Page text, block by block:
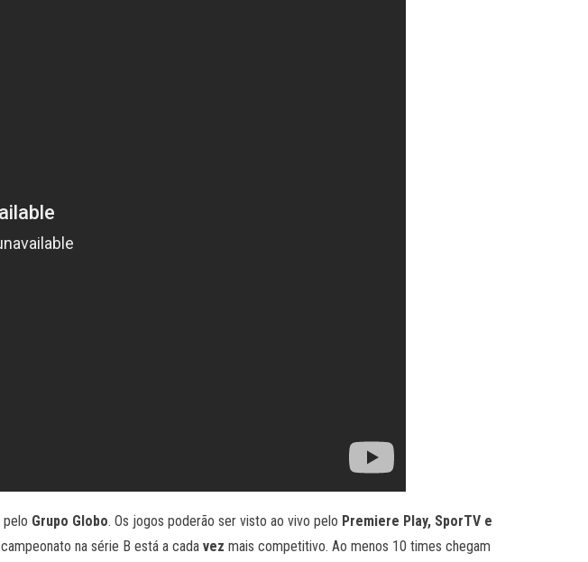
pelo Grupo Globo. Os jogos poderão ser visto ao vivo pelo Premiere Play, SporTV e
na série B está a cada vez mais competitivo. Ao menos 10 times chegam